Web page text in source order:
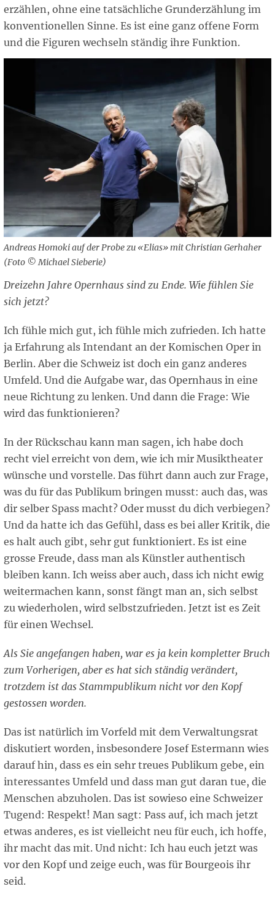
erzählen, ohne eine tatsächliche Grunderzählung im
konventionellen Sinne. Es ist eine ganz offene Form
und die Figuren wechseln ständig ihre Funktion.
Andreas Homoki auf der Probe zu «Elias» mit Christian Gerhaher
(Foto © Michael Sieberie)
Dreizehn Jahre Opernhaus sind zu Ende. Wie fühlen Sie
sich jetzt?
Ich fühle mich gut, ich fühle mich zufrieden. Ich hatte
ja Erfahrung als Intendant an der Komischen Oper in
Berlin. Aber die Schweiz ist doch ein ganz anderes
Umfeld. Und die Aufgabe war, das Opernhaus in eine
neue Richtung zu lenken. Und dann die Frage: Wie
wird das funktionieren?
In der Rückschau kann man sagen, ich habe doch
recht viel erreicht von dem, wie ich mir Musiktheater
wünsche und vorstelle. Das führt dann auch zur Frage,
was du für das Publikum bringen musst: auch das, was
dir selber Spass macht? Oder musst du dich verbiegen?
Und da hatte ich das Gefühl, dass es bei aller Kritik, die
es halt auch gibt, sehr gut funktioniert. Es ist eine
grosse Freude, dass man als Künstler authentisch
bleiben kann. Ich weiss aber auch, dass ich nicht ewig
weitermachen kann, sonst fängt man an, sich selbst
zu wiederholen, wird selbstzufrieden. Jetzt ist es Zeit
für einen Wechsel.
Als Sie angefangen haben, war es ja kein kompletter Bruch
zum Vorherigen, aber es hat sich ständig verändert,
trotzdem ist das Stammpublikum nicht vor den Kopf
gestossen worden.
Das ist natürlich im Vorfeld mit dem Verwaltungsrat
diskutiert worden, insbesondere Josef Estermann wies
darauf hin, dass es ein sehr treues Publikum gebe, ein
interessantes Umfeld und dass man gut daran tue, die
Menschen abzuholen. Das ist sowieso eine Schweizer
Tugend: Respekt! Man sagt: Pass auf, ich mach jetzt
etwas anderes, es ist vielleicht neu für euch, ich hoffe,
ihr macht das mit. Und nicht: Ich hau euch jetzt was
vor den Kopf und zeige euch, was für Bourgeois ihr
seid.